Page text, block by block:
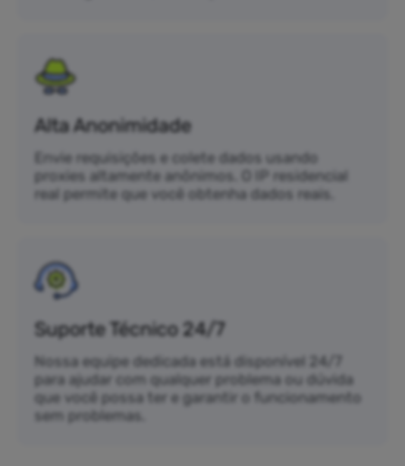
Alta Anonimidade
Envie requisições e colete dados usando
proxies altamente anônimos. O IP residencial
real permite que você obtenha dados reais.
Suporte Técnico 24/7
Nossa equipe dedicada está disponível 24/7
para ajudar com qualquer problema ou dúvida
que você possa ter e garantir o funcionamento
sem problemas.